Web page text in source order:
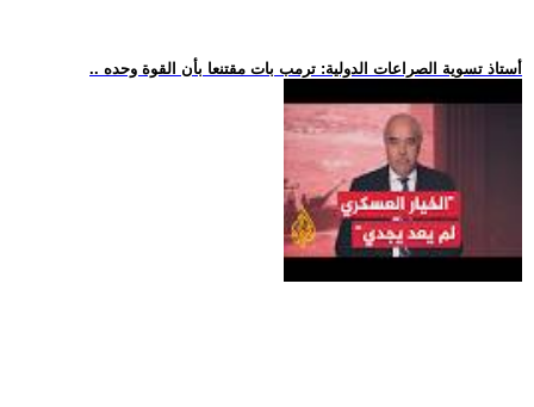
.. أستاذ تسوية الصراعات الدولية: ترمب بات مقتنعا بأن القوة وحده